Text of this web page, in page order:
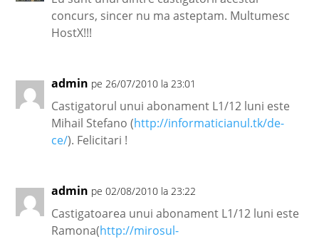
concurs, sincer nu ma asteptam. Multumesc
HostX!!!
admin pe 26/07/2010 la 23:01
Castigatorul unui abonament L1/12 luni este
Mihail Stefano (http://informaticianul.tk/de-
ce/). Felicitari !
admin pe 02/08/2010 la 23:22
Castigatoarea unui abonament L1/12 luni este
Ramona(http://mirosul-